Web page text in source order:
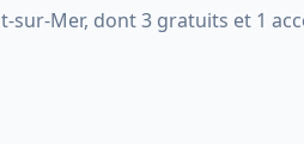
sur-Mer, dont 3 gratuits et 1